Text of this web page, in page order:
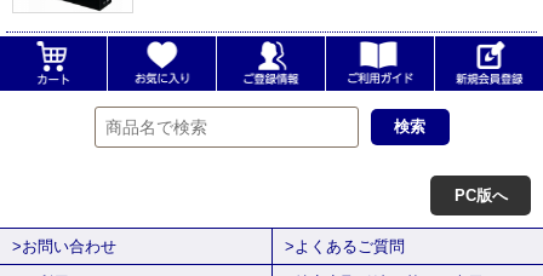
PC版へ
>お問い合わせ
>よくあるご質問